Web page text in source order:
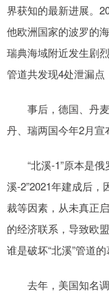
界获知的最新进展。
他欧洲国家的波罗的海
瑞典海域附近发生剧
管道共发现4处泄漏点
事后，德国、丹麦
丹、瑞两国今年2月宣
“北溪-1”原本是俄
溪-2”2021年建成后
裁等因素，从未真正
的经济联系，导致欧
谁是破坏“北溪”管道
去年，美国知名调